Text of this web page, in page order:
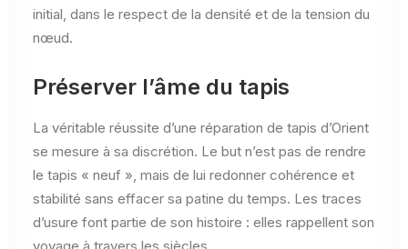
initial, dans le respect de la densité et de la tension du
nœud.
Préserver l’âme du tapis
La véritable réussite d’une réparation de tapis d’Orient
se mesure à sa discrétion. Le but n’est pas de rendre
le tapis « neuf », mais de lui redonner cohérence et
stabilité sans effacer sa patine du temps. Les traces
d’usure font partie de son histoire : elles rappellent son